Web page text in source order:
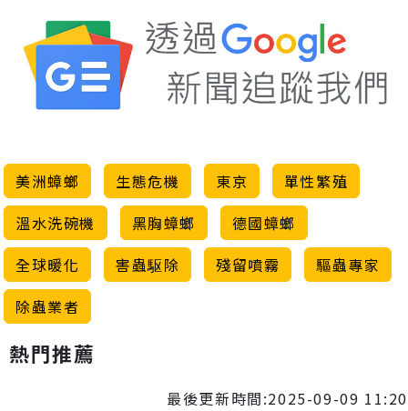
美洲蟑螂 生態危機 東京
單性繁殖
溫水洗碗機
黑胸蟑螂
德國蟑螂
全球暖化
害蟲駆除 殘留噴霧
驅蟲專家
除蟲業者
熱門推薦
最後更新時間:2025-09-09 11:20